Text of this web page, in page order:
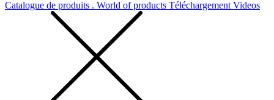
Catalogue de produits . World of products Téléchargement Videos